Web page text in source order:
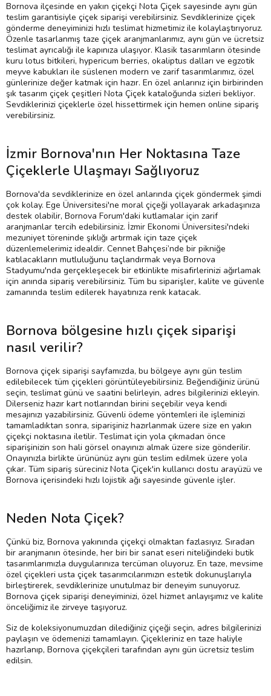
Bornova ilçesinde en yakın çiçekçi Nota Çiçek sayesinde aynı gün
teslim garantisiyle çiçek siparişi verebilirsiniz. Sevdiklerinize çiçek
gönderme deneyiminizi hızlı teslimat hizmetimiz ile kolaylaştırıyoruz.
Özenle tasarlanmış taze çiçek aranjmanlarımız, aynı gün ve ücretsiz
teslimat ayrıcalığı ile kapınıza ulaşıyor. Klasik tasarımların ötesinde
kuru lotus bitkileri, hypericum berries, okaliptus dalları ve egzotik
meyve kabukları ile süslenen modern ve zarif tasarımlarımız, özel
günlerinize değer katmak için hazır. En özel anlarınız için birbirinden
şık tasarım çiçek çeşitleri Nota Çiçek kataloğunda sizleri bekliyor.
Sevdiklerinizi çiçeklerle özel hissettirmek için hemen online sipariş
verebilirsiniz.
İzmir Bornova'nın Her Noktasına Taze
Çiçeklerle Ulaşmayı Sağlıyoruz
Bornova'da sevdiklerinize en özel anlarında çiçek göndermek şimdi
çok kolay. Ege Üniversitesi'ne moral çiçeği yollayarak arkadaşınıza
destek olabilir, Bornova Forum'daki kutlamalar için zarif
aranjmanlar tercih edebilirsiniz. İzmir Ekonomi Üniversitesi'ndeki
mezuniyet töreninde şıklığı artırmak için taze çiçek
düzenlemelerimiz idealdir. Cennet Bahçesi’nde bir pikniğe
katılacakların mutluluğunu taçlandırmak veya Bornova
Stadyumu'nda gerçekleşecek bir etkinlikte misafirlerinizi ağırlamak
için anında sipariş verebilirsiniz. Tüm bu siparişler, kalite ve güvenle
zamanında teslim edilerek hayatınıza renk katacak.
Bornova bölgesine hızlı çiçek siparişi
nasıl verilir?
Bornova çiçek siparişi sayfamızda, bu bölgeye aynı gün teslim
edilebilecek tüm çiçekleri görüntüleyebilirsiniz. Beğendiğiniz ürünü
seçin, teslimat günü ve saatini belirleyin, adres bilgilerinizi ekleyin.
Dilerseniz hazır kart notlarından birini seçebilir veya kendi
mesajınızı yazabilirsiniz. Güvenli ödeme yöntemleri ile işleminizi
tamamladıktan sonra, siparişiniz hazırlanmak üzere size en yakın
çiçekçi noktasına iletilir. Teslimat için yola çıkmadan önce
siparişinizin son hali görsel onayınızı almak üzere size gönderilir.
Onayınızla birlikte ürününüz aynı gün teslim edilmek üzere yola
çıkar. Tüm sipariş süreciniz Nota Çiçek'in kullanıcı dostu arayüzü ve
Bornova içerisindeki hızlı lojistik ağı sayesinde güvenle işler.
Neden Nota Çiçek?
Çünkü biz, Bornova yakınında çiçekçi olmaktan fazlasıyız. Sıradan
bir aranjmanın ötesinde, her biri bir sanat eseri niteliğindeki butik
tasarımlarımızla duygularınıza tercüman oluyoruz. En taze, mevsime
özel çiçekleri usta çiçek tasarımcılarımızın estetik dokunuşlarıyla
birleştirerek, sevdiklerinize unutulmaz bir deneyim sunuyoruz.
Bornova çiçek siparişi deneyiminizi, özel hizmet anlayışımız ve kalite
önceliğimiz ile zirveye taşıyoruz.
Siz de koleksiyonumuzdan dilediğiniz çiçeği seçin, adres bilgilerinizi
paylaşın ve ödemenizi tamamlayın. Çiçekleriniz en taze haliyle
hazırlanıp, Bornova çiçekçileri tarafından aynı gün ücretsiz teslim
edilsin.